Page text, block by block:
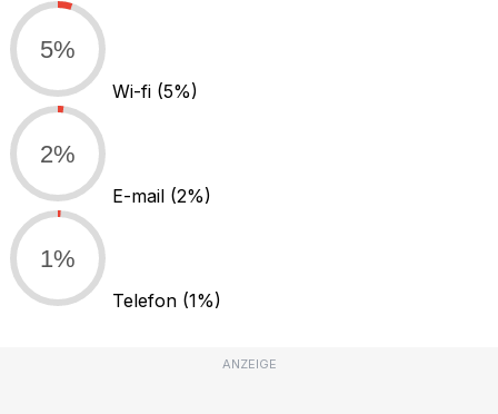
5%
Wi-fi (5%)
2%
E-mail (2%)
1%
Telefon (1%)
ANZEIGE